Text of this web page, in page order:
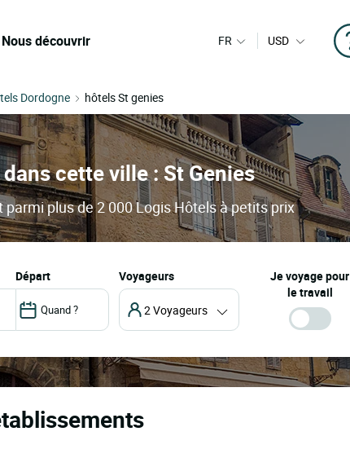
Nous découvrir FR USD
Dordogne hôtels St genies
cette ville : St Genies
plus de 2 000 Logis Hôtels à petits prix
départ Voyageurs
2 Voyageurs
Je voyage pour
le travail